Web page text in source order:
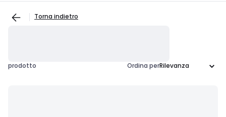
Torna indietro
prodotto Ordina per